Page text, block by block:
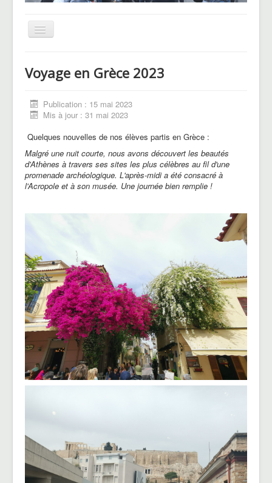
Basculer
la
CHAM
Le Pôle basket
Voyages et sorties
Blog des Hellenautes
Voyage en Grèce 2023
Publication : 15 mai 2023
Mis à jour : 31 mai 2023
Quelques nouvelles de nos élèves partis en Grèce :
Malgré une nuit courte, nous avons découvert les beautés
d'Athènes à travers ses sites les plus célèbres au fil d'une
promenade archéologique. L'après-midi a été consacré à
l'Acropole et à son musée. Une journée bien remplie !